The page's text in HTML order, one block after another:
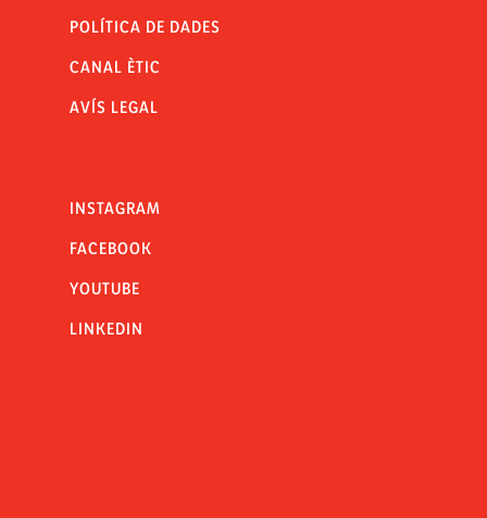
POLÍTICA DE DADES
CANAL ÈTIC
AVÍS LEGAL
INSTAGRAM
FACEBOOK
YOUTUBE
LINKEDIN